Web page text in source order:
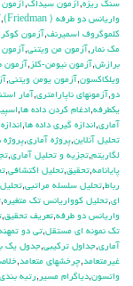
سنگ ريزه,آزمون سيداك,
واريانس دو طرفه ( Friedman)
,
كلموگروف اسميرنف,آزمون
مك نمار ,آزمون من ويتني,
برازش,آزمون نيومن-كلز ,
ويلكاكسون,آزمون يومن ويتني,
دو,آزمونهاي ناپارامتري,آمار
يکطرفه,ادغام كردن داده ها,
آماري,اندازه گيري داده ها,
تحليل آنلاين,پروژه آماري,پروژه
لگاريتم,تجزيه و تحليل آماري,
پايانامه,تحقيق,تحليل اكتشافي,
رباط,تحليل سلسله مراتبي,
اي,تحليل كوواريانس تك متغيره,
واريانس دو طرفه,تعريف تحقيق,
تک نمونه اي مستقل,تي دو
آماري,جداول تركيبي,جدول يك
غيرمتعامد,چرخشهاي متعامد,
واتسون,دياگرام مسير ,رتبه